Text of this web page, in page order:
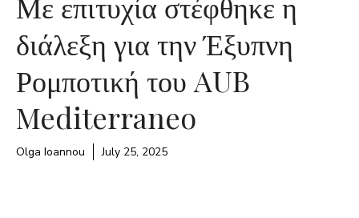
διάλεξη για την Έξυπνη
Ρομποτική του AUB
Mediterraneo
Olga Ioannou July 25, 2025